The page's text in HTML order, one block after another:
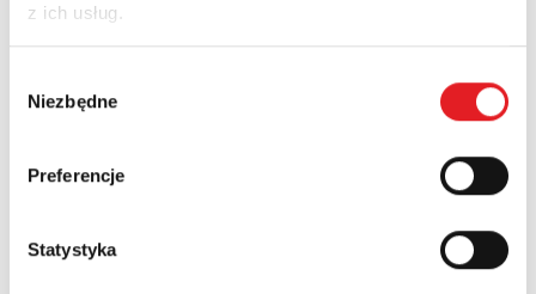
z ich usług.
zgody
Niezbędne
Preferencje
Statystyka